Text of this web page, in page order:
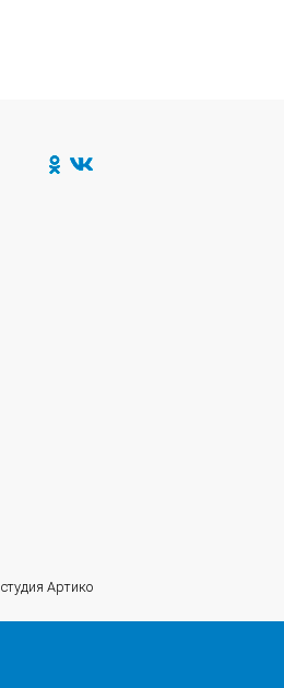
студия Артико